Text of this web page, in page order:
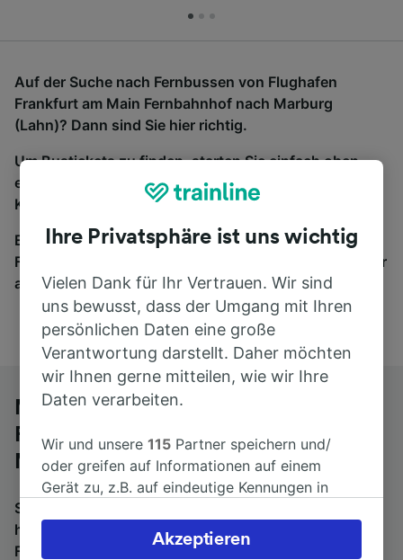
Auf der Suche nach Fernbussen von Flughafen
Frankfurt am Main Fernbahnhof nach Marburg
(Lahn)? Dann sind Sie hier richtig.
Um Bustickets zu finden, starten Sie einfach oben
eine Suche und wir vergleichen Fahrtzeiten und
Kosten für Bahn- und Busreisen miteinander.
Egal, wohin die Reise geht – starten Sie mit uns.
Finden Sie hier Fahrkarten für Verbindungen von mehr
als 170 Bahn- und Busunternehmen.
Mit dem Fernbus von Flughafen
Frankfurt am Main Fernbahnhof nach
Marburg (Lahn)
Suchen Sie nach einem Rückfahrtticket? Dann bitte
hier entlang:
Fernbusse von Marburg (Lahn) nach
Flughafen Frankfurt am Main Fernbahnhof
Ihre Privatsphäre ist uns wichtig
Vielen Dank für Ihr Vertrauen. Wir sind
uns bewusst, dass der Umgang mit Ihren
persönlichen Daten eine große
Verantwortung darstellt. Daher möchten
wir Ihnen gerne mitteilen, wie wir Ihre
Daten verarbeiten.
Wir und unsere115 Partner speichern und/
oder greifen auf Informationen auf einem
Gerät zu, z.B. auf eindeutige Kennungen in
verarbeiten. Sie können Ihre Präferenzen
akzeptieren oder verwalten, einschließlich
Akzeptieren